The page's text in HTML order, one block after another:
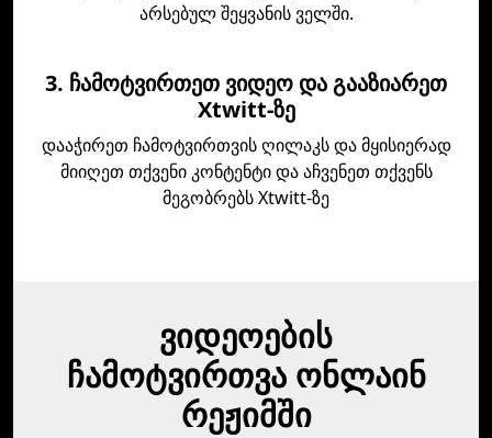
არსებულ შეყვანის ველში.
3. ჩამოტვირთეთ ვიდეო და გააზიარეთ
Xtwitt-ზე
დააჭირეთ ჩამოტვირთვის ღილაკს და მყისიერად
მიიღეთ თქვენი კონტენტი და აჩვენეთ თქვენს
მეგობრებს Xtwitt-ზე
ვიდეოების
ჩამოტვირთვა ონლაინ
რეჟიმში